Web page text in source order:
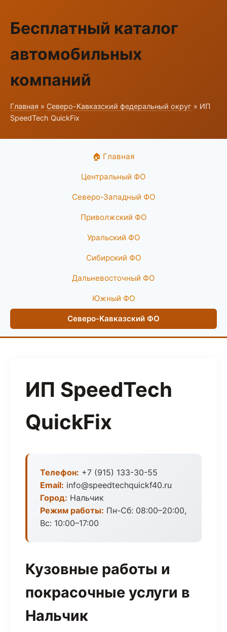
Бесплатный каталог
автомобильных
компаний
Главная » Северо-Кавказский федеральный округ » ИП
SpeedTech QuickFix
🏠 Главная
Центральный ФО
Северо-Западный ФО
Приволжский ФО
Уральский ФО
Сибирский ФО
Дальневосточный ФО
Южный ФО
Северо-Кавказский ФО
ИП SpeedTech
QuickFix
Телефон: +7 (915) 133-30-55
Email: info@speedtechquickf40.ru
Город: Нальчик
Режим работы: Пн-Сб: 08:00–20:00,
Вс: 10:00–17:00
Кузовные работы и
покрасочные услуги в
Нальчик